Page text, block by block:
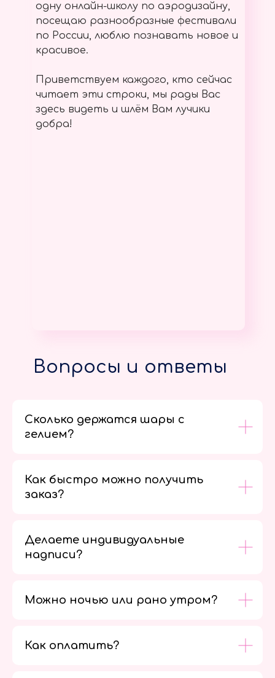
одну онлайн-школу по аэродизайну,
посещаю разнообразные фестивали
по России, люблю познавать новое и
красивое.
Приветствуем каждого, кто сейчас
читает эти строки, мы рады Вас
здесь видеть и шлём Вам лучики
добра!
Вопросы и ответы
Сколько держатся шары с
гелием?
Как быстро можно получить
заказ?
Делаете индивидуальные
надписи?
Можно ночью или рано утром?
Как оплатить?